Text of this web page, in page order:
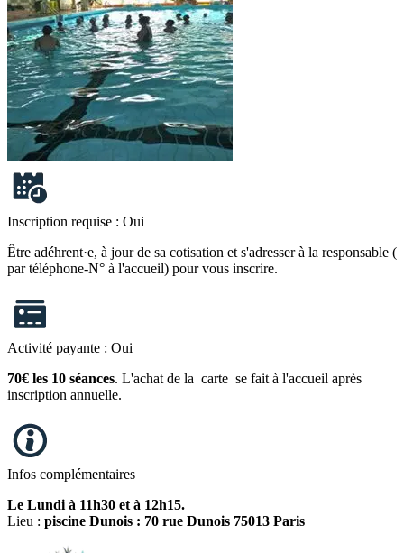
Inscription requise : Oui
Être adéhrent·e, à jour de sa cotisation et s'adresser à la responsable (
par téléphone-N° à l'accueil) pour vous inscrire.
Activité payante : Oui
70€ les 10 séances. L'achat de la carte se fait à l'accueil après
inscription annuelle.
Infos complémentaires
Le Lundi à 11h30 et à 12h15.
Lieu : piscine Dunois : 70 rue Dunois 75013 Paris